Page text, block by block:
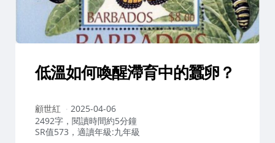
低溫如何喚醒滯育中的蠶卵？
作
者：
顧世紅
2025-04-06
2492字，閱讀時間約5分鐘
SR值573，適讀年級:九年級